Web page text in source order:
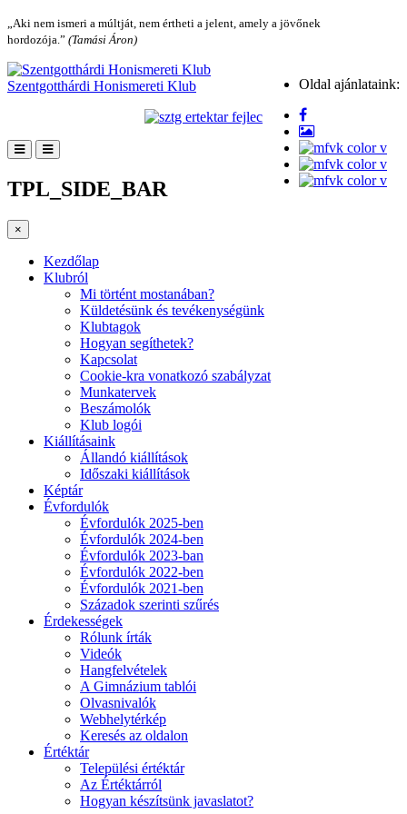
„Aki nem ismeri a múltját, nem értheti a jelent, amely a jövőnek
hordozója.” (Tamási Áron)
Oldal ajánlataink:
Szentgotthárdi Honismereti Klub
TPL_SIDE_BAR
×
Kezdőlap
Klubról
Mi történt mostanában?
Küldetésünk és tevékenységünk
Klubtagok
Hogyan segíthetek?
Kapcsolat
Cookie-kra vonatkozó szabályzat
Munkatervek
Beszámolók
Klub logói
Kiállításaink
Állandó kiállítások
Időszaki kiállítások
Képtár
Évfordulók
Évfordulók 2025-ben
Évfordulók 2024-ben
Évfordulók 2023-ban
Évfordulók 2022-ben
Évfordulók 2021-ben
Századok szerinti szűrés
Érdekességek
Rólunk írták
Videók
Hangfelvételek
A Gimnázium tablói
Olvasnivalók
Webhelytérkép
Keresés az oldalon
Értéktár
Települési értéktár
Az Értéktárról
Hogyan készítsünk javaslatot?